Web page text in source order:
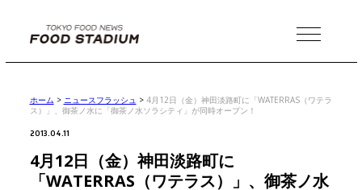
MENU
ホーム > ニュースフラッシュ > 4月12日（金）神田淡路町に「WATERRAS（ワテラ
ス）」、御茶ノ水に「御茶ノ水ソラシティ」が同時オープン！
2013.04.11
4月12日（金）神田淡路町に
「WATERRAS（ワテラス）」、御茶ノ水